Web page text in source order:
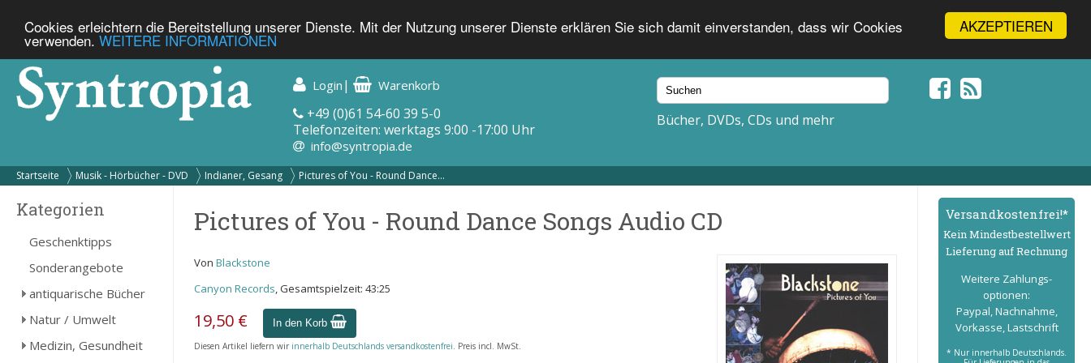
AKZEPTIEREN
Cookies erleichtern die Bereitstellung unserer Dienste. Mit der Nutzung unserer Dienste erklären Sie sich damit einverstanden, dass wir Cookies
verwenden. WEITERE INFORMATIONEN
Login | Warenkorb
+49 (0)61 54-60 39 5-0
Telefonzeiten: werktags 9:00 -17:00 Uhr
info@syntropia.de
Bücher, DVDs, CDs und mehr
Startseite Musik - Hörbücher - DVD Indianer, Gesang Pictures of You - Round Dance...
Kategorien
Geschenktipps
Sonderangebote
antiquarische Bücher
Natur / Umwelt
Medizin, Gesundheit
Pictures of You - Round Dance Songs Audio CD
Von Blackstone
Canyon Records, Gesamtspielzeit: 43:25
19,50 € In den Korb
Diesen Artikel liefern wir innerhalb Deutschlands versandkostenfrei. Preis incl. MwSt.
Versand­kostenfrei!*
Kein Mindest­bestell­wert
Lieferung auf Rechnung
Weitere Zahlungs­
optionen:
Paypal, Nachnahme,
Vorkasse, Lastschrift
* Nur innerhalb Deutschlands.